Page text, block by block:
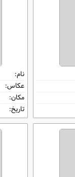
نام:
عکاس:
مکان:
تاریخ: